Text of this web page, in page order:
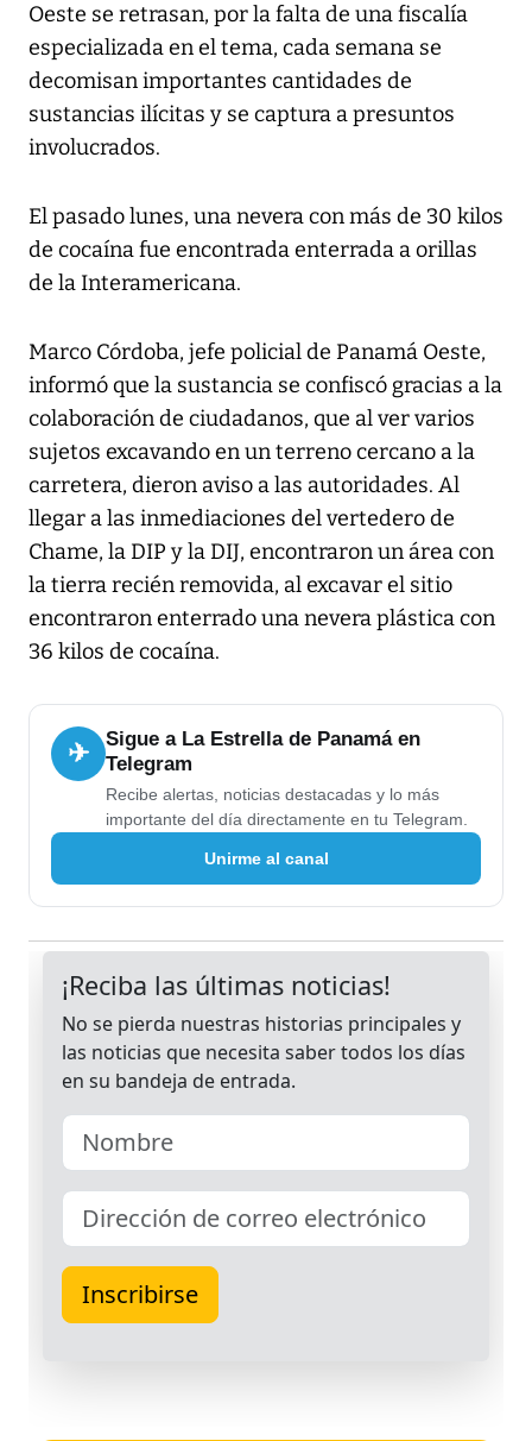
Oeste se retrasan, por la falta de una fiscalía
especializada en el tema, cada semana se
decomisan importantes cantidades de
sustancias ilícitas y se captura a presuntos
involucrados.
El pasado lunes, una nevera con más de 30 kilos
de cocaína fue encontrada enterrada a orillas
de la Interamericana.
Marco Córdoba, jefe policial de Panamá Oeste,
informó que la sustancia se confiscó gracias a la
colaboración de ciudadanos, que al ver varios
sujetos excavando en un terreno cercano a la
carretera, dieron aviso a las autoridades. Al
llegar a las inmediaciones del vertedero de
Chame, la DIP y la DIJ, encontraron un área con
la tierra recién removida, al excavar el sitio
encontraron enterrado una nevera plástica con
36 kilos de cocaína.
✈
Sigue a La Estrella de Panamá en
Telegram
Recibe alertas, noticias destacadas y lo más
importante del día directamente en tu Telegram.
Unirme al canal